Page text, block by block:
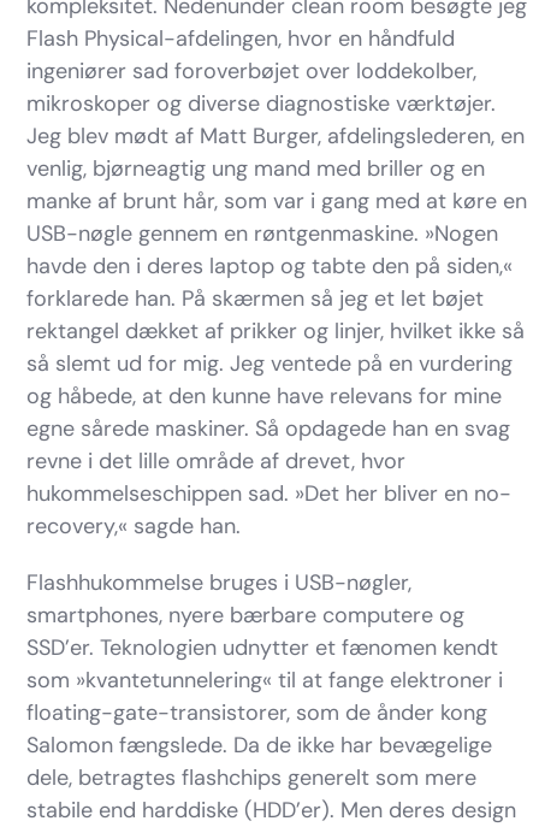
kompleksitet. Nedenunder clean room besøgte jeg
Flash Physical-afdelingen, hvor en håndfuld
ingeniører sad foroverbøjet over loddekolber,
mikroskoper og diverse diagnostiske værktøjer.
Jeg blev mødt af Matt Burger, afdelingslederen, en
venlig, bjørneagtig ung mand med briller og en
manke af brunt hår, som var i gang med at køre en
USB-nøgle gennem en røntgenmaskine. »Nogen
havde den i deres laptop og tabte den på siden,«
forklarede han. På skærmen så jeg et let bøjet
rektangel dækket af prikker og linjer, hvilket ikke så
så slemt ud for mig. Jeg ventede på en vurdering
og håbede, at den kunne have relevans for mine
egne sårede maskiner. Så opdagede han en svag
revne i det lille område af drevet, hvor
hukommelseschippen sad. »Det her bliver en no-
recovery,« sagde han.
Flashhukommelse bruges i USB-nøgler,
smartphones, nyere bærbare computere og
SSD’er. Teknologien udnytter et fænomen kendt
som »kvantetunnelering« til at fange elektroner i
floating-gate-transistorer, som de ånder kong
Salomon fængslede. Da de ikke har bevægelige
dele, betragtes flashchips generelt som mere
stabile end harddiske (HDD’er). Men deres design